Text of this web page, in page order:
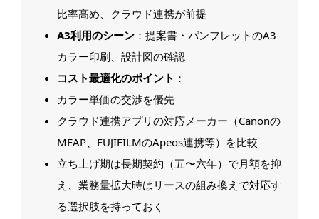
比率高め、クラウド連携が前提
A3利用のシーン ：提案書・パンフレットのA3
カラー印刷、設計図の確認
コスト最適化のポイント ：
カラー単価の交渉を優先
クラウド連携アプリの対応メーカー（Canonの
MEAP、FUJIFILMのApeos連携等）を比較
立ち上げ期は長期契約（五〜六年）で月額を抑
え、業務量拡大時はリースの組み換えで対応す
る選択肢を持っておく